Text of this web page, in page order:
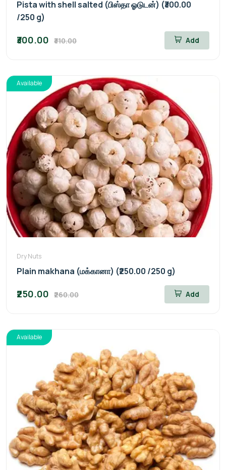
Pista with shell salted (பிஸ்தா ஓடுடன்) (₹300.00
/250 g)
₹300.00 ₹310.00 Add
Available
Dry Nuts
Plain makhana (மக்கானா) (₹250.00 /250 g)
₹250.00 ₹260.00 Add
Available